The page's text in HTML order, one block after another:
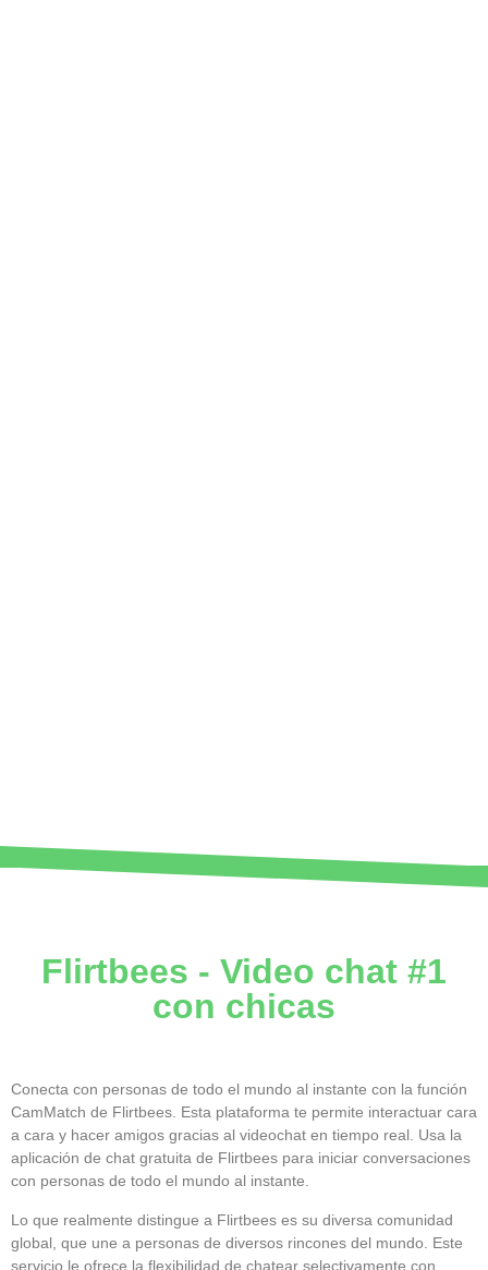
Flirtbees - Video chat #1
con chicas
Conecta con personas de todo el mundo al instante con la función
CamMatch de Flirtbees. Esta plataforma te permite interactuar cara
a cara y hacer amigos gracias al videochat en tiempo real. Usa la
aplicación de chat gratuita de Flirtbees para iniciar conversaciones
con personas de todo el mundo al instante.
Lo que realmente distingue a Flirtbees es su diversa comunidad
global, que une a personas de diversos rincones del mundo. Este
servicio le ofrece la flexibilidad de chatear selectivamente con